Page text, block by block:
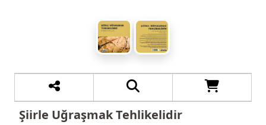
Şiirle Uğraşmak Tehlikelidir